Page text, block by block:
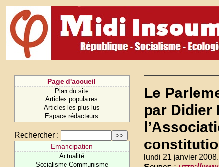
Page d'accueil
Plan du site
Articles populaires
Articles les plus lus
Espace rédacteurs
Rechercher :
Emancipation
Actualité
Socialisme Communisme
Le
par Didier
lundi 21 janvier 2008.